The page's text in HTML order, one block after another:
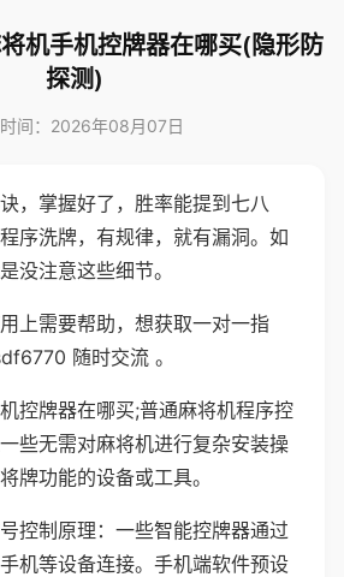
机手机控牌器在哪买(隐形防
探测)
间：2026年08月07日
，掌握好了，胜率能提到七八
序洗牌，有规律，就有漏洞。如
没注意这些细节。
上需要帮助，想获取一对一指
随时交流 。
控牌器在哪买;普通麻将机程序控
些无需对麻将机进行复杂安装操
牌功能的设备或工具。
控制原理：一些智能控牌器通过
机等设备连接。手机端软件预设